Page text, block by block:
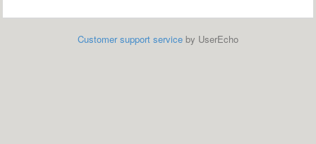
Customer support service by UserEcho